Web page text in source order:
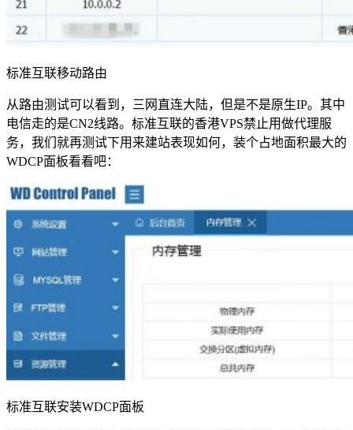
标准互联移动路由
从路由测试可以看到，三网直连大陆，但是不是原生IP。其中
电信走的是CN2线路。标准互联的香港VPS禁止用做代理服
务，我们就再测试下用来建站表现如何，装个占地面积最大的
WDCP面板看看吧：
标准互联安装WDCP面板